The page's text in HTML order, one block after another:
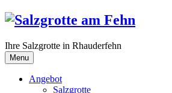
Skip
Ihre Salzgrotte in Rhauderfehn
Menu
Angebot
Salzgrotte